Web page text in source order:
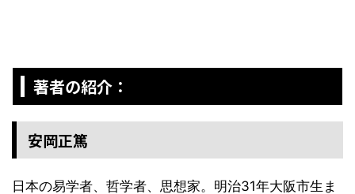
著者の紹介：
安岡正篤
日本の易学者、哲学者、思想家。明治31年大阪市生ま